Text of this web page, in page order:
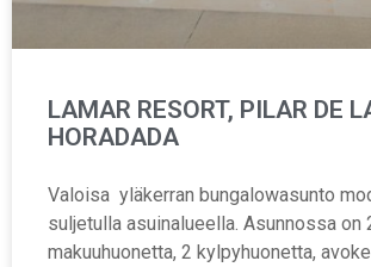
LAMAR RESORT, PILAR DE
HORADADA
Valoisa yläkerran bungalowasunto
suljetulla asuinalueella. Asunnossa on
makuuhuonetta, 2 kylpyhuonetta,